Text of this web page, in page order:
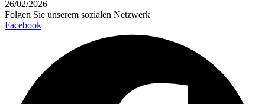
26/02/2026
Folgen Sie unserem sozialen Netzwerk
Facebook